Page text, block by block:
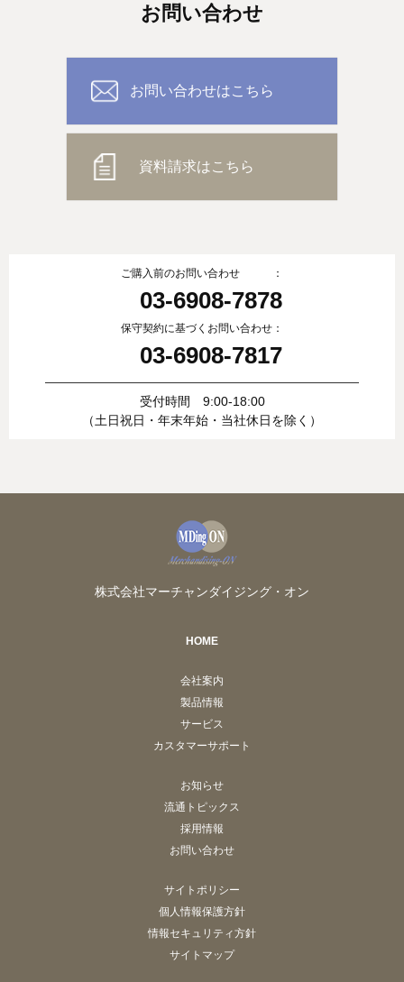
お問い合わせ
お問い合わせはこちら
資料請求はこちら
ご購入前のお問い合わせ ：
03-6908-7878
保守契約に基づくお問い合わせ：
03-6908-7817
受付時間 9:00-18:00
（土日祝日・年末年始・当社休日を除く）
株式会社マーチャンダイジング・オン
HOME
会社案内
製品情報
サービス
カスタマーサポート
お知らせ
流通トピックス
採用情報
お問い合わせ
サイトポリシー
個人情報保護方針
情報セキュリティ方針
サイトマップ